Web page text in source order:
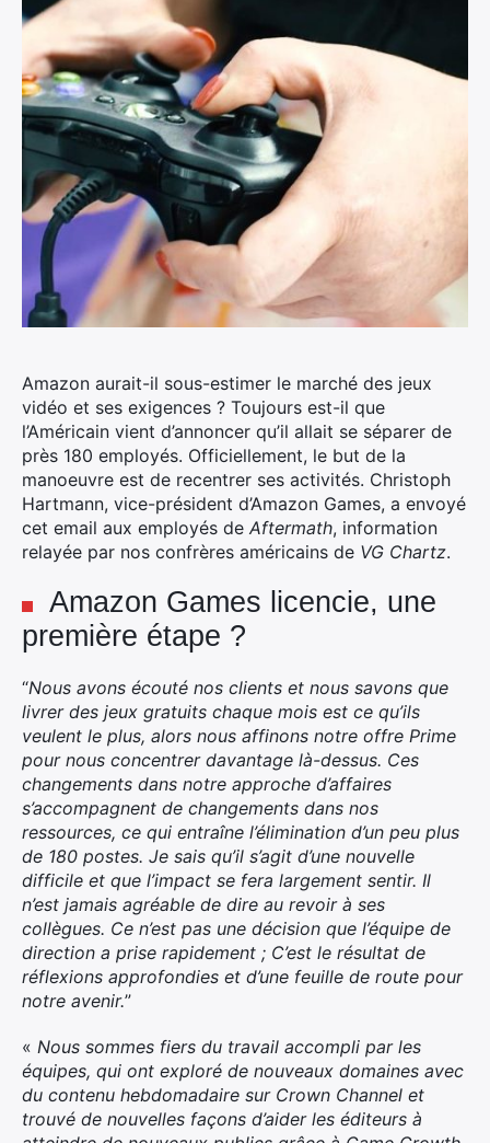
Amazon aurait-il sous-estimer le marché des jeux
vidéo et ses exigences ? Toujours est-il que
l’Américain vient d’annoncer qu’il allait se séparer de
près 180 employés. Officiellement, le but de la
manoeuvre est de recentrer ses activités. Christoph
Hartmann, vice-président d’Amazon Games, a envoyé
cet email aux employés de Aftermath, information
relayée par nos confrères américains de VG Chartz.
Amazon Games licencie, une
première étape ?
“Nous avons écouté nos clients et nous savons que
livrer des jeux gratuits chaque mois est ce qu’ils
veulent le plus, alors nous affinons notre offre Prime
pour nous concentrer davantage là-dessus. Ces
changements dans notre approche d’affaires
s’accompagnent de changements dans nos
ressources, ce qui entraîne l’élimination d’un peu plus
de 180 postes. Je sais qu’il s’agit d’une nouvelle
difficile et que l’impact se fera largement sentir. Il
n’est jamais agréable de dire au revoir à ses
collègues. Ce n’est pas une décision que l’équipe de
direction a prise rapidement ; C’est le résultat de
réflexions approfondies et d’une feuille de route pour
notre avenir.”
« Nous sommes fiers du travail accompli par les
équipes, qui ont exploré de nouveaux domaines avec
du contenu hebdomadaire sur Crown Channel et
trouvé de nouvelles façons d’aider les éditeurs à